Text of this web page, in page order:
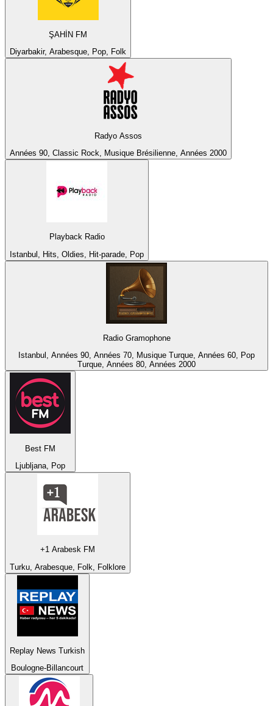
ŞAHİN FM
Diyarbakir, Arabesque, Pop, Folk
Radyo Assos
Années 90, Classic Rock, Musique Brésilienne, Années 2000
Playback Radio
Istanbul, Hits, Oldies, Hit-parade, Pop
Radio Gramophone
Istanbul, Années 90, Années 70, Musique Turque, Années 60, Pop
Turque, Années 80, Années 2000
Best FM
Ljubljana, Pop
+1 Arabesk FM
Turku, Arabesque, Folk, Folklore
Replay News Turkish
Boulogne-Billancourt